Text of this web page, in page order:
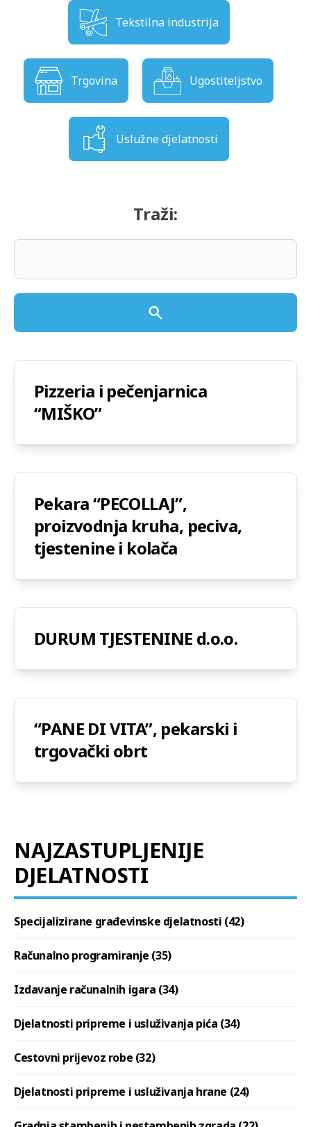
Tekstilna industrija
Trgovina Ugostiteljstvo
Uslužne djelatnosti
Traži:
Pizzeria i pečenjarnica
“MIŠKO”
Pekara “PECOLLAJ”,
proizvodnja kruha, peciva,
tjestenine i kolača
DURUM TJESTENINE d.o.o.
“PANE DI VITA”, pekarski i
trgovački obrt
NAJZASTUPLJENIJE
DJELATNOSTI
Specijalizirane građevinske djelatnosti (42)
Računalno programiranje (35)
Izdavanje računalnih igara (34)
Djelatnosti pripreme i usluživanja pića (34)
Cestovni prijevoz robe (32)
Djelatnosti pripreme i usluživanja hrane (24)